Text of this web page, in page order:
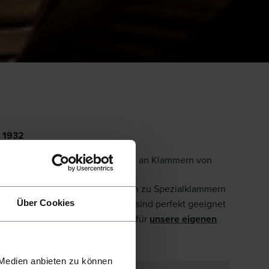
Über Cookies
anbieten zu können
breitesten Produktprogramme an Klammern von
Breitrückenklammern,
Verpackungsindustrie bis hin zu Spezialklammern
an. Unsere Produkte sind perfekt geeignet
Klammern eignen sich sowohl für unsere eigenen